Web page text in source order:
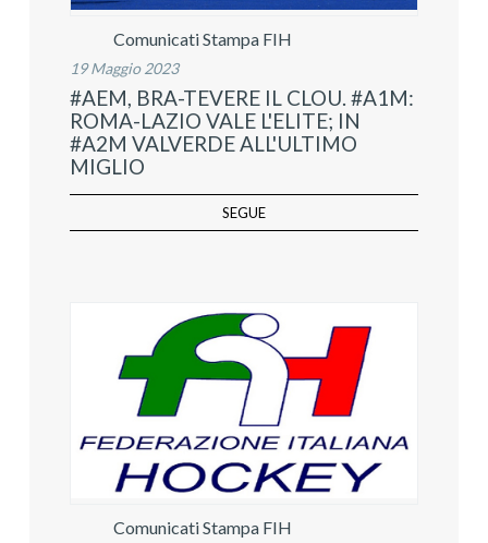
Comunicati Stampa FIH
19 Maggio 2023
#AEM, BRA-TEVERE IL CLOU. #A1M:
ROMA-LAZIO VALE L'ELITE; IN
#A2M VALVERDE ALL'ULTIMO
MIGLIO
SEGUE
Comunicati Stampa FIH